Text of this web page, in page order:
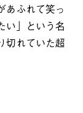
あふれて笑っ
い」という名
切れていた超